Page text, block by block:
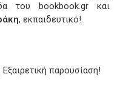
του bookbook.gr και
, εκπαιδευτικό!
παρουσίαση!